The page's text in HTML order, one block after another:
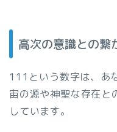
高次の意識との繋
111という数字は、あ
宙の源や神聖な存在と
しています。